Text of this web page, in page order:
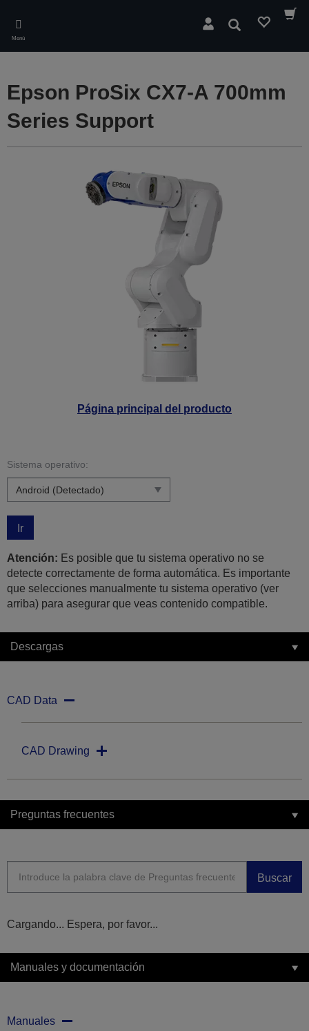
main
content
Menú
Buscar
Página principal del producto
Epson ProSix CX7-A 700mm
Series Support
Sistema operativo:
Ir
Atención: Es posible que tu sistema operativo no se
detecte correctamente de forma automática. Es importante
que selecciones manualmente tu sistema operativo (ver
arriba) para asegurar que veas contenido compatible.
Descargas
CAD Data
CAD Drawing
Preguntas frecuentes
Buscar
Cargando... Espera, por favor...
Manuales y documentación
Manuales